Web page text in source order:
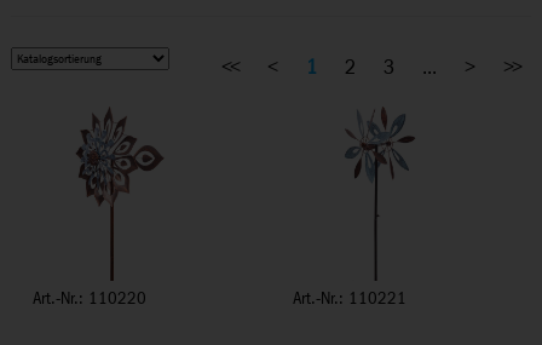
Art.-Nr.: 110220 Art.-Nr.: 110221
<< < 1 2 3 ... > >>